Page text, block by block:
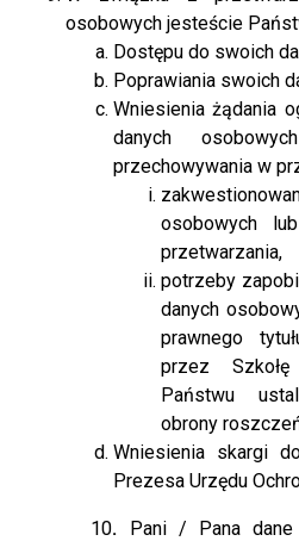
osobowych jesteście
Dostępu do swoich
Poprawiania swoich
Wniesienia żądania
danych
przechowywania w
osobowych
przetwarzania,
potrzeby
danych
prawnego
przez
Państwu
obrony
Wniesienia skargi
Prezesa Urzędu
10. Pani / Pana dane